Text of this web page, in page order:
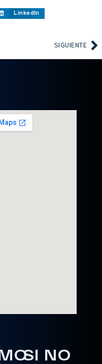
LinkedIn
SIGUIENTE
SI NO